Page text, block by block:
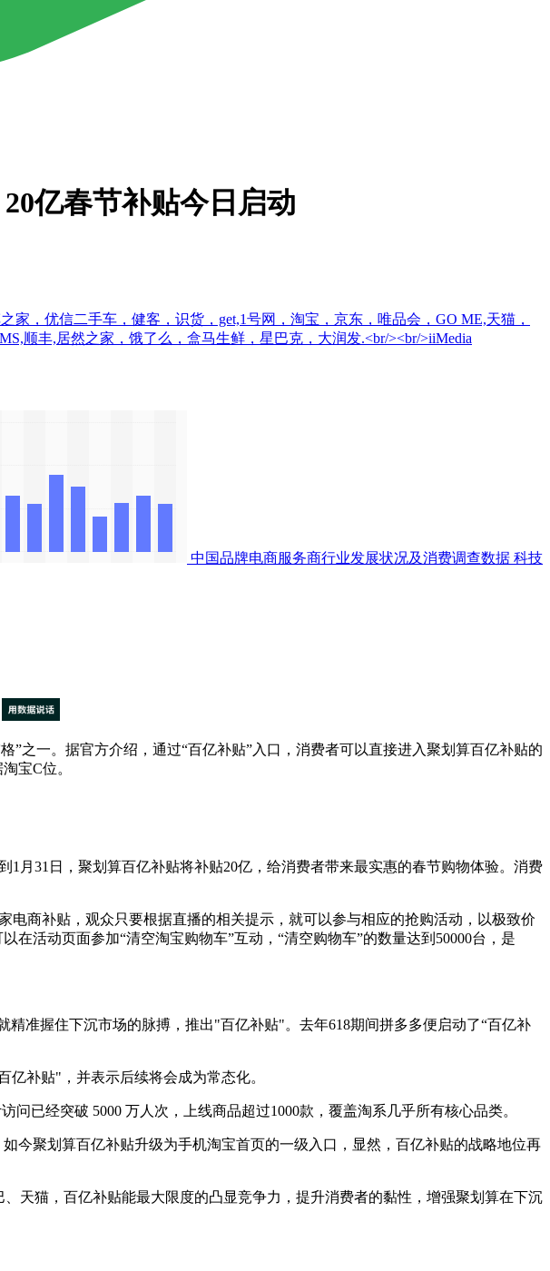
亿春节补贴今日启动
，优信二手车，健客，识货，get,1号网，淘宝，京东，唯品会，GO ME,天猫，
顺丰,居然之家，饿了么，盒马生鲜，星巴克，大润发.<br/><br/>iiMedia
中国品牌电商服务商行业发展状况及消费调查数据 科技
一。据官方介绍，通过“百亿补贴”入口，消费者可以直接进入聚划算百亿补贴的
宝C位。
31日，聚划算百亿补贴将补贴20亿，给消费者带来最实惠的春节购物体验。消费
商补贴，观众只要根据直播的相关提示，就可以参与相应的抢购活动，以极致价
活动页面参加“清空淘宝购物车”互动，“清空购物车”的数量达到50000台，是
准握住下沉市场的脉搏，推出"百亿补贴"。去年618期间拼多多便启动了“百亿补
补贴"，并表示后续将会成为常态化。
已经突破 5000 万人次，上线商品超过1000款，覆盖淘系几乎所有核心品类。
聚划算百亿补贴升级为手机淘宝首页的一级入口，显然，百亿补贴的战略地位再
猫，百亿补贴能最大限度的凸显竞争力，提升消费者的黏性，增强聚划算在下沉